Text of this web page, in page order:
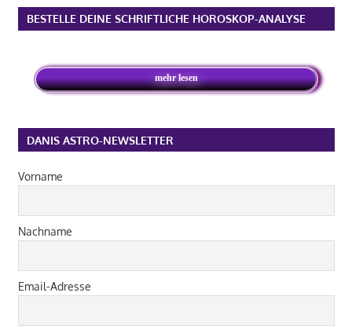
Alternative:
BESTELLE DEINE SCHRIFTLICHE HOROSKOP-ANALYSE
mehr lesen
DANIS ASTRO-NEWSLETTER
Vorname
Nachname
Email-Adresse